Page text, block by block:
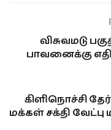
விசுவமடு
பாவனைக்கு
கிளிநொச்சி
மக்கள் சக்தி